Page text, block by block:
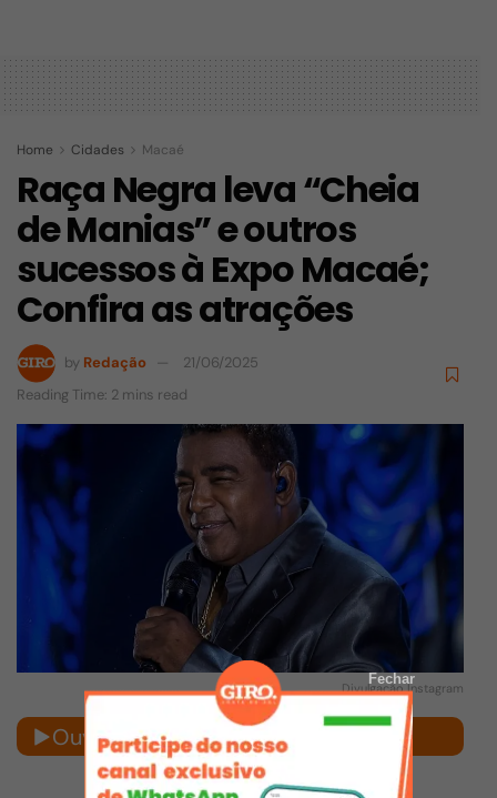
Home Cidades Macaé
Raça Negra leva “Cheia
de Manias” e outros
sucessos à Expo Macaé;
Confira as atrações
by Redação
21/06/2025
Reading Time: 2 mins read
Divulgação Instagram
Ouvir notícia
Fechar